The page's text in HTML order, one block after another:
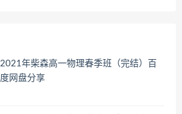
2021年柴森高一物理春季班（完结）百
度网盘分享